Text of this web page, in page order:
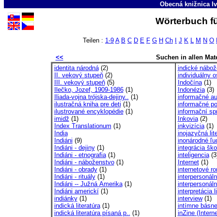
Obecná knižnica
Wörterbuch
Teilen : 1-9 A B C D E F G H Ch J K L M N O
<<
Suchen in allen
identita národná(2)
II. vekový stupeň(2)
III. vekový stupeň(5)
Ilečko, Jozef, 1909-1986(1)
Iliada-vojna trójska-dejiny.. (1)
ilustračná kniha pre deti (1)
ilustrované encyklopédie(1)
imidž (1)
Index Translationum (1)
India
Indiáni (9)
Indiáni - dejiny(1)
Indiáni - etnografia(1)
Indiáni - náboženstvo(1)
Indiáni - obrady(1)
Indiáni - rituály(1)
Indiáni -- Južná Amerika(1)
Indiáni americkí(1)
indiánky(1)
indická literatúra(1)
indická literatúra písaná p.. (1)
indické
individuálny
Indočína(1)
Indonézia(3)
informačné
informačné
informační
Inkovia(2)
inkvizícia(1)
inojazyčná
inonárodné
integrácia
inteligencia
Internet(1)
internetové
interpretácia
interview(1)
intímne básne
inZine